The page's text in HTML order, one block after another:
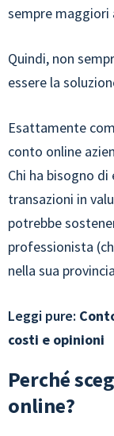
sempre maggiori
Quindi, non
essere la
Esattamente
conto online
Chi ha bisogno
transazioni in
potrebbe
professionista
nella sua
Leggi pure:
costi e opinioni
Perché
online?